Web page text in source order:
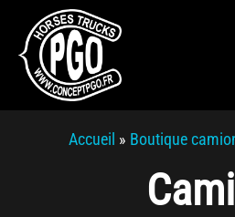
Accueil » Boutique